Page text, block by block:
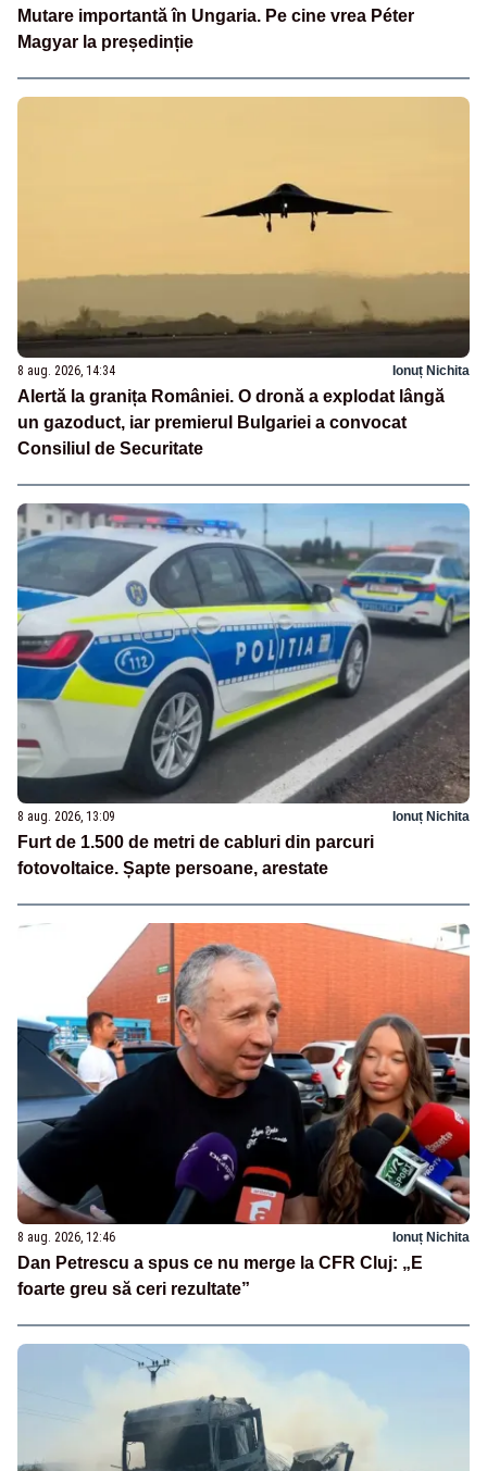
Mutare importantă în Ungaria. Pe cine vrea Péter
Magyar la președinție
8 aug. 2026, 14:34 Ionuț Nichita
Alertă la granița României. O dronă a explodat lângă
un gazoduct, iar premierul Bulgariei a convocat
Consiliul de Securitate
8 aug. 2026, 13:09 Ionuț Nichita
Furt de 1.500 de metri de cabluri din parcuri
fotovoltaice. Șapte persoane, arestate
8 aug. 2026, 12:46 Ionuț Nichita
Dan Petrescu a spus ce nu merge la CFR Cluj: „E
foarte greu să ceri rezultate”